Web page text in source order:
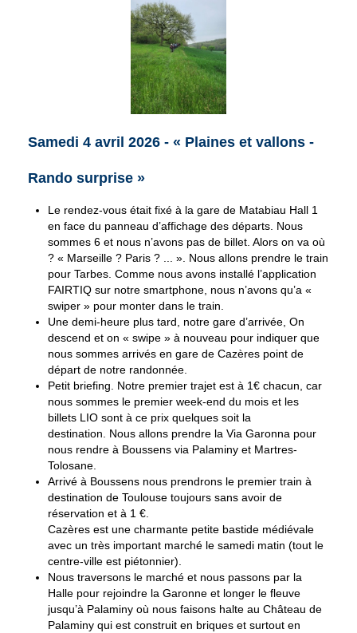
Samedi 4 avril 2026 - « Plaines et vallons -
Rando surprise »
Le rendez-vous était fixé à la gare de Matabiau Hall 1
en face du panneau d’affichage des départs. Nous
sommes 6 et nous n’avons pas de billet. Alors on va où
? « Marseille ? Paris ? ... ». Nous allons prendre le train
pour Tarbes. Comme nous avons installé l’application
FAIRTIQ sur notre smartphone, nous n’avons qu’a «
swiper » pour monter dans le train.
Une demi-heure plus tard, notre gare d’arrivée, On
descend et on « swipe » à nouveau pour indiquer que
nous sommes arrivés en gare de Cazères point de
départ de notre randonnée.
Petit briefing. Notre premier trajet est à 1€ chacun, car
nous sommes le premier week-end du mois et les
billets LIO sont à ce prix quelques soit la
destination. Nous allons prendre la Via Garonna pour
nous rendre à Boussens via Palaminy et Martres-
Tolosane.
Arrivé à Boussens nous prendrons le premier train à
destination de Toulouse toujours sans avoir de
réservation et à 1 €.
Cazères est une charmante petite bastide médiévale
avec un très important marché le samedi matin (tout le
centre-ville est piétonnier).
Nous traversons le marché et nous passons par la
Halle pour rejoindre la Garonne et longer le fleuve
jusqu’à Palaminy où nous faisons halte au Château de
Palaminy qui est construit en briques et surtout en